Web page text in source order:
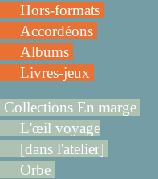
Hors-formats
Accordéons
Albums
Livres-jeux
Collections En marge
L'œil voyage
[dans l'atelier]
Orbe